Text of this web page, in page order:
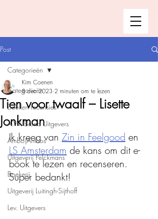
Post
Categorieën
Boeken recensies
A.W. Bruna Uitgevers
Ambo|Anthos
Uitgeverij Pelckmans
Boekerij
Uitgeverij Luitingh-Sijthoff
Lev. Uitgevers
Categorieën
Tien voor twaalf – Lisette
Jonkman
Kim Coenen
8 dec 2023 2 minuten om te lezen
Ik kreeg van Zin in Feelgood en
LS Amsterdam de kans om dit e-
book te lezen en recenseren.
Super bedankt!